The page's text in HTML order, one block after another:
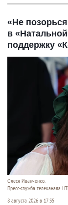
«Не
в
поддержку
Олеся Иванченко.
Пресс-служба телеканала
8 августа 2026 в 17:35